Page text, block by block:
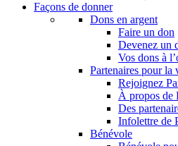
Façons de donner
Dons en argent
Faire un don
Devenez un
Vos dons à
Partenaires pour la
Rejoignez
À propos de
Des
Infolettre de
Bénévole